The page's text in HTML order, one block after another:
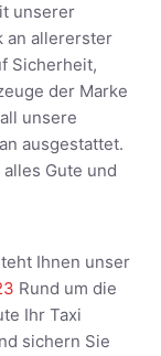
unserer
an allererster
Sicherheit,
der Marke
unsere
ausgestattet.
Gute und
Ihnen unser
Rund um die
Ihr Taxi
sichern Sie